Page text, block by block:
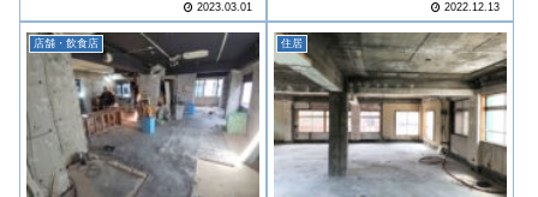
2023.03.01 2022.12.13
店舗・飲食店 住居